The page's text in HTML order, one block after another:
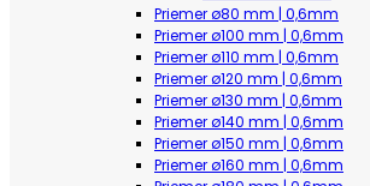
Priemer ø80 mm | 0,6mm
Priemer ø100 mm | 0,6mm
Priemer ø110 mm | 0,6mm
Priemer ø120 mm | 0,6mm
Priemer ø130 mm | 0,6mm
Priemer ø140 mm | 0,6mm
Priemer ø150 mm | 0,6mm
Priemer ø160 mm | 0,6mm